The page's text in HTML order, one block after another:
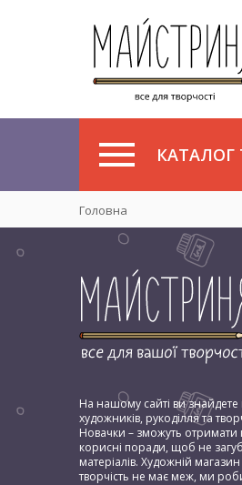
КАТАЛОГ
Головна
На нашому сайті ви знайдете
художників, рукоділля та
Новачки – зможуть отримати
корисні поради, щоб не
матеріалів. Художній
творчість не має меж, ми